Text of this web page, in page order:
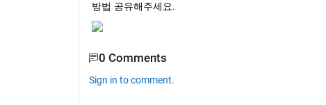
방법 공유해주세요.
0 Comments
Sign in to comment.